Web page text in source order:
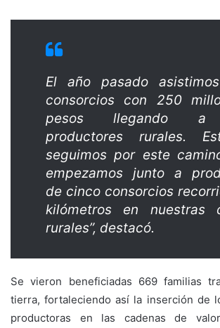
El año pasado
consorcios con 250
pesos llegando a
productores rurales.
seguimos por este
empezamos junto a
de cinco consorcios
kilómetros en nuestras
rurales”, destacó.
Se vieron beneficiadas 669 familias
tierra, fortaleciendo así la inserción de
productoras en las cadenas de